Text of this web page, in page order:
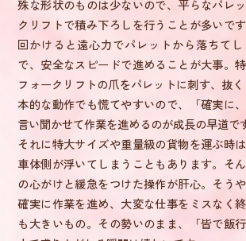
殊な形状のものは少ないので、平らなパレ
クリフトで積み下ろしを行うことが多いで
回かけると遠心力でパレットから落ちて
で、安全なスピードで進めることが大事。特
フォークリフトの爪をパレットに刺す、抜
本的な動作でも慌てやすいので、「確実に
言い聞かせて作業を進めるのが成長の早道で
それに特大サイズや重量級の貨物を運ぶ時
車体側が浮いてしまうこともあります。そ
の心がけと緩急をつけた操作が肝心。そう
確実に作業を進め、大変な仕事をミスなく
も大きいもの。その勢いのまま、「皆で飯